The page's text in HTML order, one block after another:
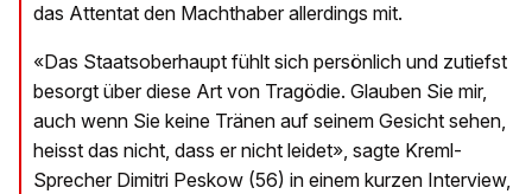
das Attentat den Machthaber allerdings mit.
«Das Staatsoberhaupt fühlt sich persönlich und zutiefst
besorgt über diese Art von Tragödie. Glauben Sie mir,
auch wenn Sie keine Tränen auf seinem Gesicht sehen,
heisst das nicht, dass er nicht leidet», sagte Kreml-
Sprecher Dimitri Peskow (56) in einem kurzen Interview,